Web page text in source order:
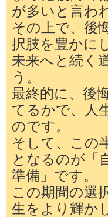
が多いと言わ
その上で、後
択肢を豊かに
未来へと続く
う。
最終的に、後
てるかで、人
のです。
そして、この
となるのが「
準備」です。
この期間の選
生をより輝か